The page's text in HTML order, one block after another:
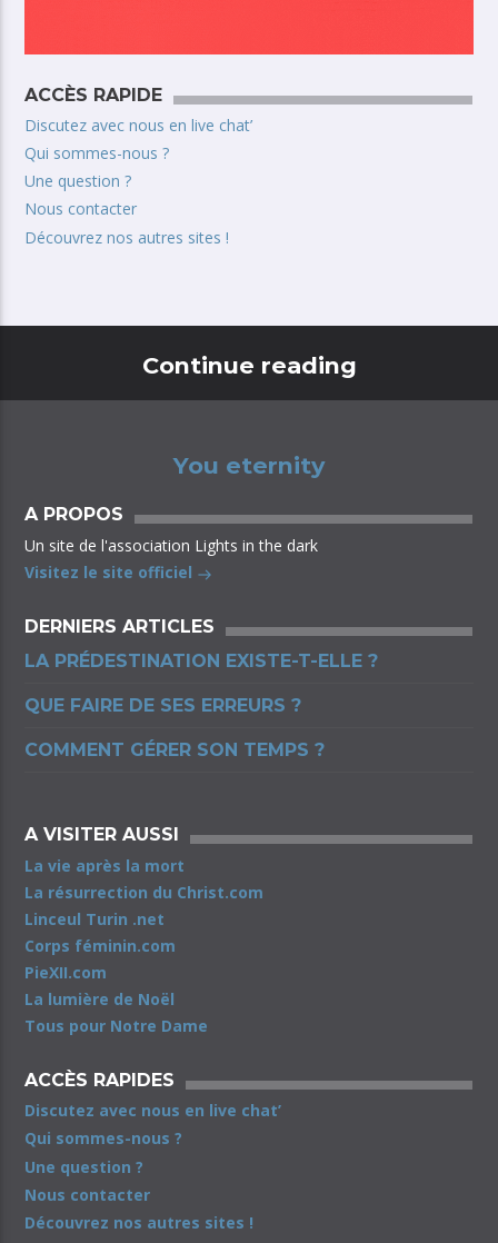
ACCÈS RAPIDE
Discutez avec nous en live chat’
Qui sommes-nous ?
Une question ?
Nous contacter
Découvrez nos autres sites !
Continue reading
You eternity
A PROPOS
Un site de l'association Lights in the dark
Visitez le site officiel
DERNIERS ARTICLES
LA PRÉDESTINATION EXISTE-T-ELLE ?
QUE FAIRE DE SES ERREURS ?
COMMENT GÉRER SON TEMPS ?
A VISITER AUSSI
La vie après la mort
La résurrection du Christ.com
Linceul Turin .net
Corps féminin.com
PieXII.com
La lumière de Noël
Tous pour Notre Dame
ACCÈS RAPIDES
Discutez avec nous en live chat’
Qui sommes-nous ?
Une question ?
Nous contacter
Découvrez nos autres sites !